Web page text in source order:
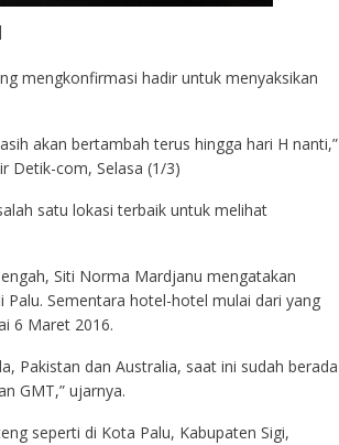
mengkonfirmasi hadir untuk menyaksikan
akan bertambah terus hingga hari H nanti,”
Detik-com, Selasa (1/3)
satu lokasi terbaik untuk melihat
Siti Norma Mardjanu mengatakan
Sementara hotel-hotel mulai dari yang
6 Maret 2016.
Pakistan dan Australia, saat ini sudah berada
GMT,” ujarnya.
seperti di Kota Palu, Kabupaten Sigi,